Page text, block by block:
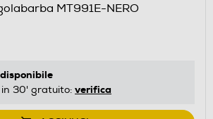
MT991E-NERO
disponibile
in 30' gratuito: verifica